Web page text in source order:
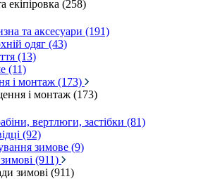
екіпіровка (258)
та аксесуари (191)
одяг (43)
(13)
(11)
і монтаж (173)
і монтаж (173)
вертлюги, застібки (81)
(92)
зимове (9)
(911)
зимові (911)